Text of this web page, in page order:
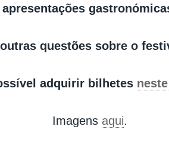
questões sobre o
adquirir bilhetes
Imagens aqui.